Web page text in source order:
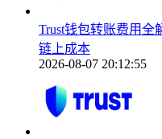
Trust钱包转账费用全
链上成本
2026-08-07 20:12:55